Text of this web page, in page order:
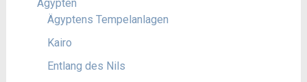
Ägypten
Ägyptens Tempelanlagen
Kairo
Entlang des Nils